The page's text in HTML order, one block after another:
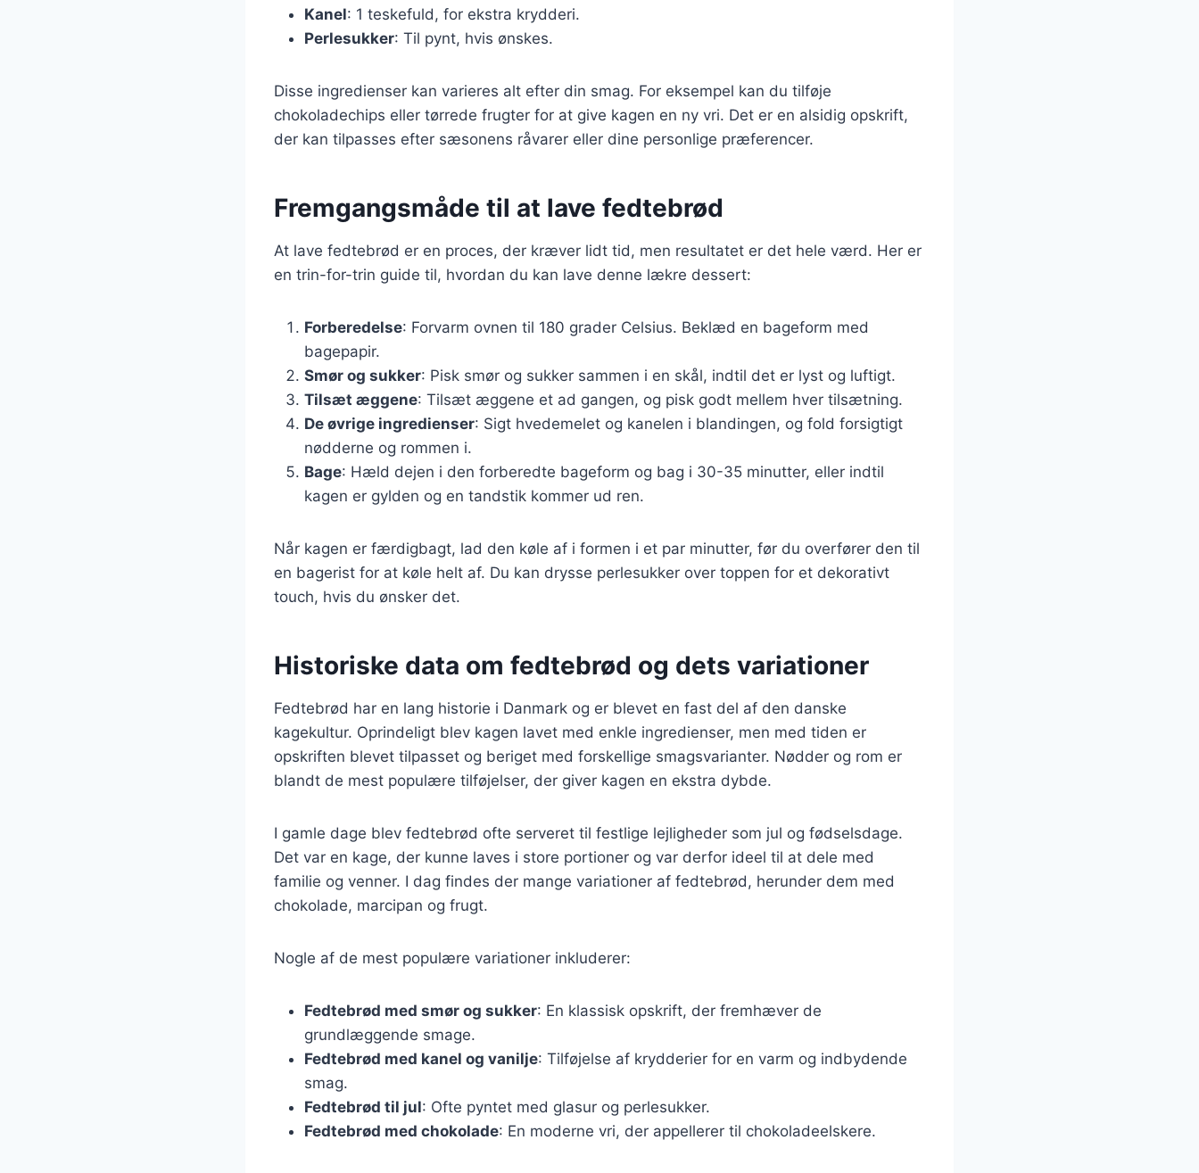
Kanel: 1 teskefuld, for ekstra krydderi.
Perlesukker: Til pynt, hvis ønskes.
Disse ingredienser kan varieres alt efter din smag. For eksempel kan du tilføje
chokoladechips eller tørrede frugter for at give kagen en ny vri. Det er en alsidig opskrift,
der kan tilpasses efter sæsonens råvarer eller dine personlige præferencer.
Fremgangsmåde til at lave fedtebrød
At lave fedtebrød er en proces, der kræver lidt tid, men resultatet er det hele værd. Her er
en trin-for-trin guide til, hvordan du kan lave denne lækre dessert:
Forberedelse: Forvarm ovnen til 180 grader Celsius. Beklæd en bageform med
bagepapir.
Smør og sukker: Pisk smør og sukker sammen i en skål, indtil det er lyst og luftigt.
Tilsæt æggene: Tilsæt æggene et ad gangen, og pisk godt mellem hver tilsætning.
De øvrige ingredienser: Sigt hvedemelet og kanelen i blandingen, og fold forsigtigt
nødderne og rommen i.
Bage: Hæld dejen i den forberedte bageform og bag i 30-35 minutter, eller indtil
kagen er gylden og en tandstik kommer ud ren.
Når kagen er færdigbagt, lad den køle af i formen i et par minutter, før du overfører den til
en bagerist for at køle helt af. Du kan drysse perlesukker over toppen for et dekorativt
touch, hvis du ønsker det.
Historiske data om fedtebrød og dets variationer
Fedtebrød har en lang historie i Danmark og er blevet en fast del af den danske
kagekultur. Oprindeligt blev kagen lavet med enkle ingredienser, men med tiden er
opskriften blevet tilpasset og beriget med forskellige smagsvarianter. Nødder og rom er
blandt de mest populære tilføjelser, der giver kagen en ekstra dybde.
I gamle dage blev fedtebrød ofte serveret til festlige lejligheder som jul og fødselsdage.
Det var en kage, der kunne laves i store portioner og var derfor ideel til at dele med
familie og venner. I dag findes der mange variationer af fedtebrød, herunder dem med
chokolade, marcipan og frugt.
Nogle af de mest populære variationer inkluderer:
Fedtebrød med smør og sukker: En klassisk opskrift, der fremhæver de
grundlæggende smage.
Fedtebrød med kanel og vanilje: Tilføjelse af krydderier for en varm og indbydende
smag.
Fedtebrød til jul: Ofte pyntet med glasur og perlesukker.
Fedtebrød med chokolade: En moderne vri, der appellerer til chokoladeelskere.